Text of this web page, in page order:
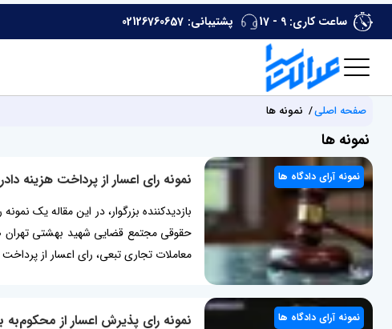
ساعت کاری: 9 - 17 پشتیبانی: 02126760657
صفحه اصلی نمونه ها
نمونه ها
نمونه آرای دادگاه ها نمونه رای اعسار از پرداخت هزینه
معاملات تجاری تبعی، رای اعسار از
نمونه آرای دادگاه ها نمونه رای پذیرش اعسار از محکوم‌به